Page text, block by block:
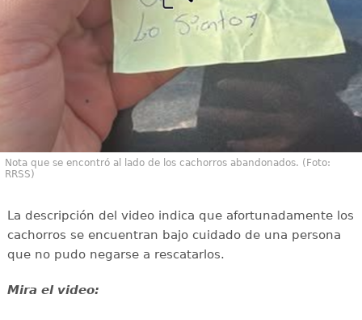
Nota que se encontró al lado de los cachorros abandonados. (Foto:
RRSS)
La descripción del video indica que afortunadamente los
cachorros se encuentran bajo cuidado de una persona
que no pudo negarse a rescatarlos.
Mira el video: